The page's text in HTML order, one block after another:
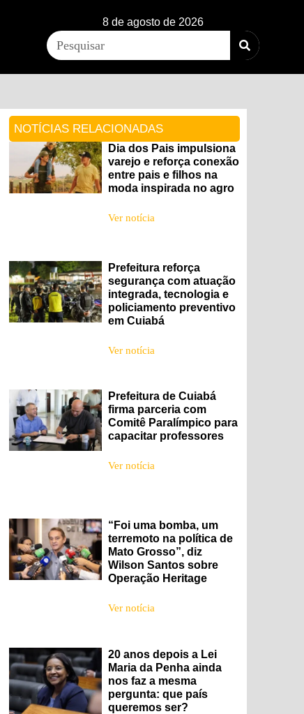
8 de agosto de 2026
NOTÍCIAS RELACIONADAS
Dia dos Pais impulsiona
varejo e reforça conexão
entre pais e filhos na
moda inspirada no agro
Ver notícia
Prefeitura reforça
segurança com atuação
integrada, tecnologia e
policiamento preventivo
em Cuiabá
Ver notícia
Prefeitura de Cuiabá
firma parceria com
Comitê Paralímpico para
capacitar professores
Ver notícia
“Foi uma bomba, um
terremoto na política de
Mato Grosso”, diz
Wilson Santos sobre
Operação Heritage
Ver notícia
20 anos depois a Lei
Maria da Penha ainda
nos faz a mesma
pergunta: que país
queremos ser?